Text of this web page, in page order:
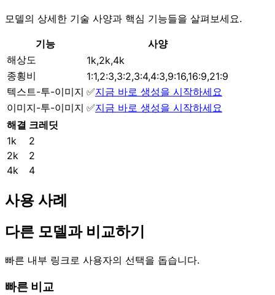
모델의 상세한 기술 사양과 핵심 기능들을 살펴보세요.
기능
사양
해상도
1k,2k,4k
종횡비
1:1,2:3,3:2,3:4,4:3,9:16,16:9,21:9
텍스트-투-이미지 ✅지금 바로 생성을 시작하세요
이미지-투-이미지 ✅지금 바로 생성을 시작하세요
해결 크레딧
1k
2
2k
2
4k
4
사용 사례
다른 모델과 비교하기
빠른 내부 링크로 사용자의 선택을 돕습니다.
빠른 비교